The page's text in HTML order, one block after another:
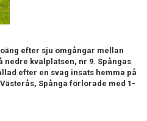
efter sju omgångar mellan
nedre kvalplatsen, nr 9. Spångas
efter en svag insats hemma på
Spånga förlorade med 1-